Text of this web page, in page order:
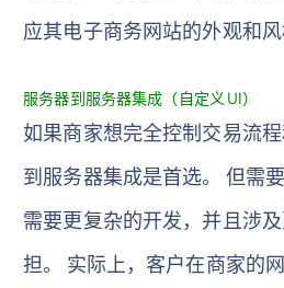
应其电子商务网站的外观和风
服务器到服务器集成（自定义 UI）
如果商家想完全控制交易流
到服务器集成是首选。 但需
需要更复杂的开发，并且涉
担。 实际上，客户在商家的